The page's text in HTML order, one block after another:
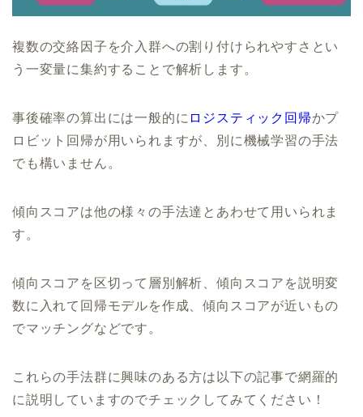
複数の交絡因子を介入群への割り付けられやすさとい
う一変量に集約することで解析します。
事後確率の算出には一般的に ロジスティック回帰かプ
ロビット回帰が用いられますが、別に機械学習の手法
でも構いません。
傾向スコアは他の様々の手法達とあわせて用いられま
す。
傾向スコアを区切って層別解析、傾向スコアを説明変
数に入れて回帰モデルを作成、傾向スコアが近いもの
でマッチングなどです。
これらの手法群に興味のある方は以下の記事で網羅的
に説明していますのでチェックしてみてください！